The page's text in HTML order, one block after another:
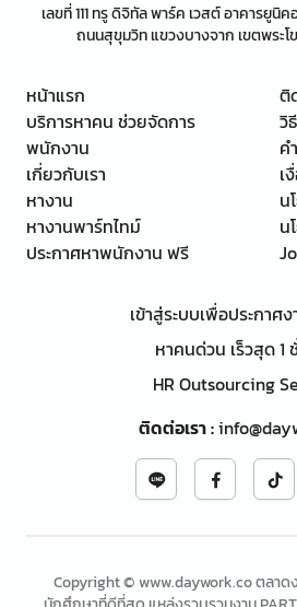
เลขที่ 111 ทรู ดิจิทัล พาร์ค เวสต์ อาคารยูนิ
ถนนสุขุมวิท แขวงบางจาก เขตพระโ
หน้าแรก
บริการหาคน ช่วยจัดการ
พนักงาน
เกี่ยวกับเรา
หางาน
หางานพาร์ทไทม์
ประกาศหาพนักงาน ฟรี
ติ
วิ
ค
เ
น
น
เข้าสู่ระบบเพื่อประกาศ
หาคนด่วน เร็วสุด 1
HR Outsourcing
ติดต่อเรา:
Copyright © www.daywork.co ตลาด